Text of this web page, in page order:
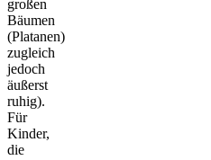
großen
Bäumen
(Platanen)
zugleich
jedoch
äußerst
ruhig).
Für
Kinder,
die